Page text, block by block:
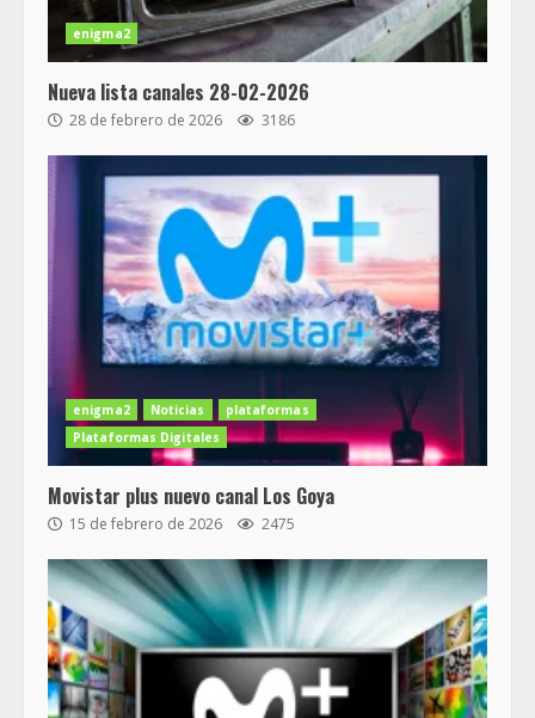
enigma2
Nueva lista canales 28-02-2026
28 de febrero de 2026 3186
enigma2 Noticias
plataformas
Plataformas Digitales
Movistar plus nuevo canal Los Goya
15 de febrero de 2026 2475